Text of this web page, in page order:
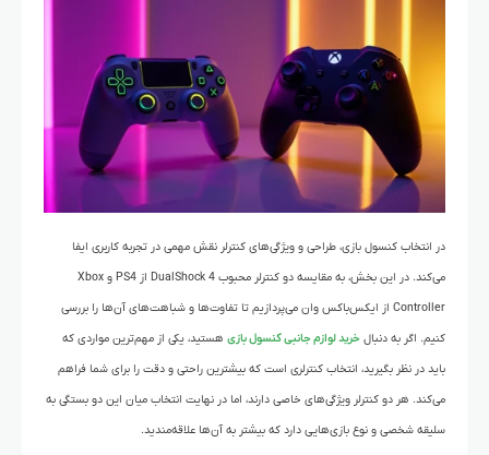
در انتخاب کنسول بازی، طراحی و ویژگی‌های کنترلر نقش مهمی در تجربه کاربری ایفا
می‌کند. در این بخش، به مقایسه دو کنترلر محبوب DualShock 4 از PS4 و Xbox
Controller از ایکس‌باکس وان می‌پردازیم تا تفاوت‌ها و شباهت‌های آن‌ها را بررسی
کنیم. اگر به دنبال خرید لوازم جانبی کنسول بازی هستید، یکی از مهم‌ترین مواردی که
باید در نظر بگیرید، انتخاب کنترلری است که بیشترین راحتی و دقت را برای شما فراهم
می‌کند. هر دو کنترلر ویژگی‌های خاصی دارند، اما در نهایت انتخاب میان این دو بستگی به
سلیقه شخصی و نوع بازی‌هایی دارد که بیشتر به آن‌ها علاقه‌مندید.